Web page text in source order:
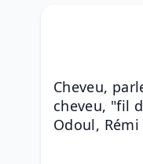
Cheveu,
cheveu, "fil
Odoul,